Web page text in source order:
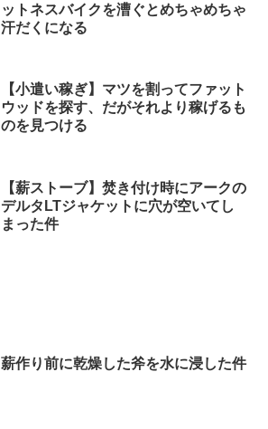
ットネスバイクを漕ぐとめちゃめちゃ
汗だくになる
【小遣い稼ぎ】マツを割ってファット
ウッドを探す、だがそれより稼げるも
のを見つける
【薪ストーブ】焚き付け時にアークの
デルタLTジャケットに穴が空いてし
まった件
薪作り前に乾燥した斧を水に浸した件